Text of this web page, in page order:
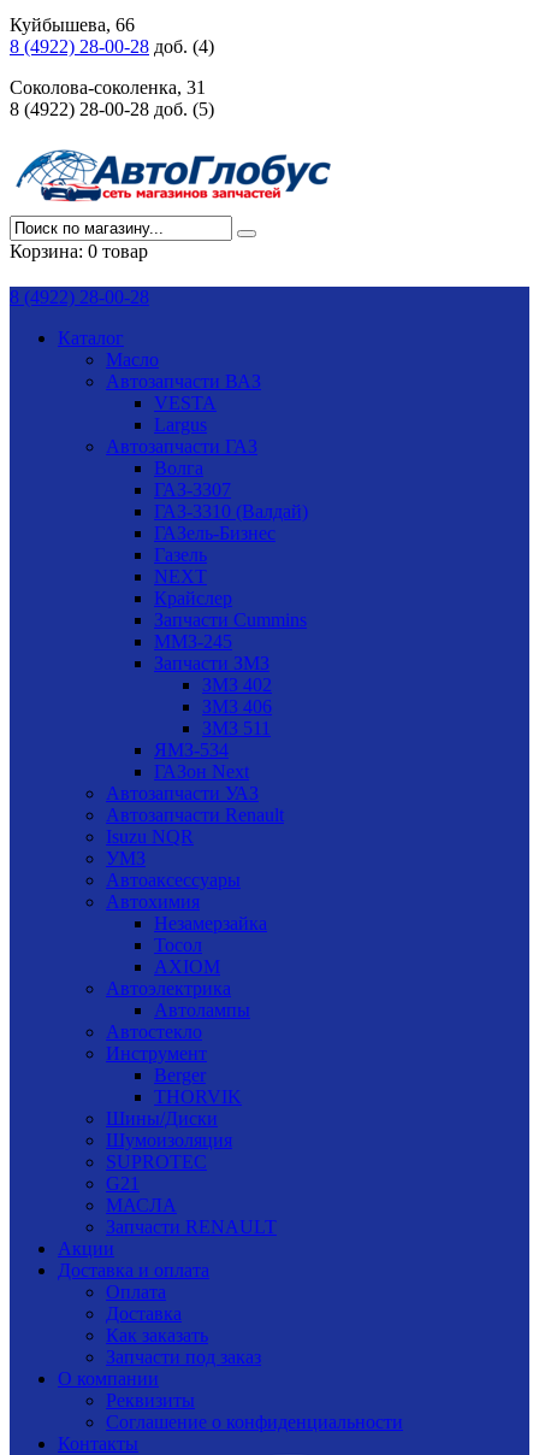
Куйбышева, 66
8 (4922) 28-00-28 доб. (4)
Соколова-соколенка, 31
8 (4922) 28-00-28 доб. (5)
Корзина: 0 товар
8 (4922) 28-00-28
Каталог
Масло
Автозапчасти ВАЗ
VESTA
Largus
Автозапчасти ГАЗ
Волга
ГАЗ-3307
ГАЗ-3310 (Валдай)
ГАЗель-Бизнес
Газель
NEXT
Крайслер
Запчасти Cummins
ММЗ-245
Запчасти ЗМЗ
ЗМЗ 402
ЗМЗ 406
ЗМЗ 511
ЯМЗ-534
ГАЗон Next
Автозапчасти УАЗ
Автозапчасти Renault
Isuzu NQR
УМЗ
Автоаксессуары
Автохимия
Незамерзайка
Тосол
AXIOM
Автоэлектрика
Автолампы
Автостекло
Инструмент
Berger
THORVIK
Шины/Диски
Шумоизоляция
SUPROTEC
G21
МАСЛА
Запчасти RENAULT
Акции
Доставка и оплата
Оплата
Доставка
Как заказать
Запчасти под заказ
О компании
Реквизиты
Соглашение о конфиденциальности
Контакты